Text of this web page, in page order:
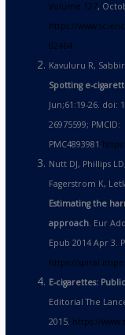
Volume 127,
https://
02464
Kavuluru R,
Spotting e-
Jun;61:19-26. doi:
26975599; PMCID:
PMC4893981.
Nutt DJ, Phillips
Fagerstrom K,
Estimating the
approach. Eur
Epub 2014 Apr 3.
https://
E-cigarettes:
Editorial The
2015. https://